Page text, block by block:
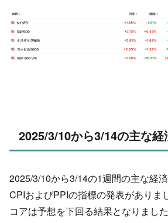
2025/3/10から3/14の主な経
2025/3/10から3/14の1週間の主な経
CPIおよびPPIの指標の発表がありま
コアは予想を下回る結果となりました